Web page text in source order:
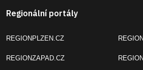
Regionální portály
REGIONPLZEN.CZ
REGIONZAPAD.CZ